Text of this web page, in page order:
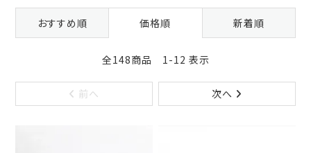
おすすめ順 価格順 新着順
全148商品 1-12 表示
前へ 次へ